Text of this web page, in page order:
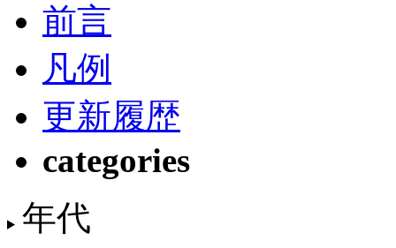
前言
凡例
更新履歴
categories
年代